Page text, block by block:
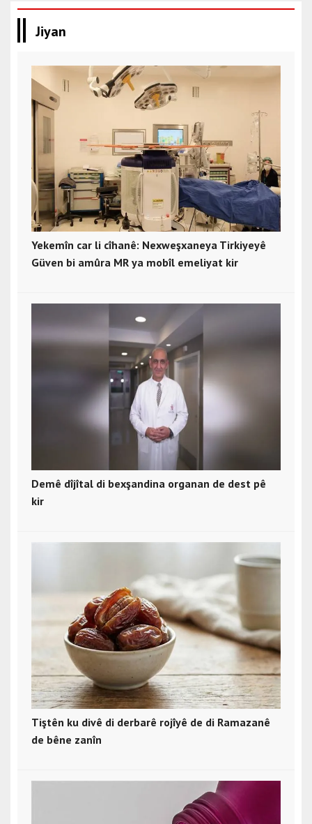
Jiyan
Yekemîn car li cîhanê: Nexweşxaneya Tirkiyeyê
Güven bi amûra MR ya mobîl emeliyat kir
Demê dîjîtal di bexşandina organan de dest pê
kir
Tiştên ku divê di derbarê rojîyê de di Ramazanê
de bêne zanîn